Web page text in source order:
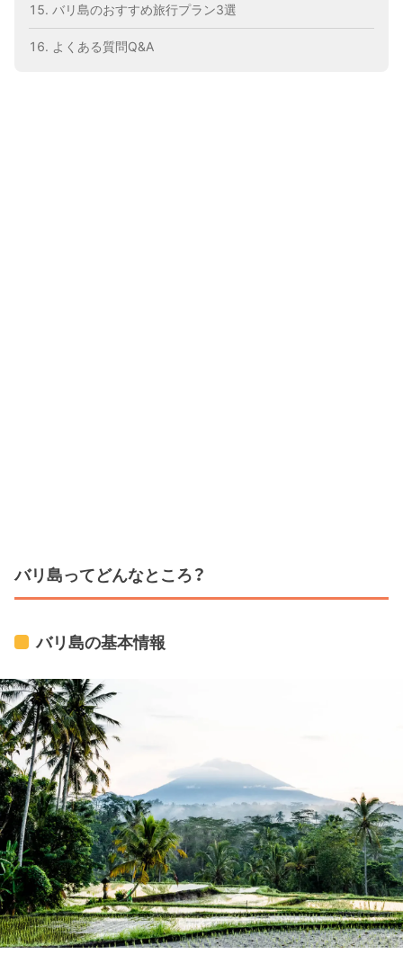
バリ島のおすすめ旅行プラン3選
よくある質問Q&A
バリ島ってどんなところ？
バリ島の基本情報